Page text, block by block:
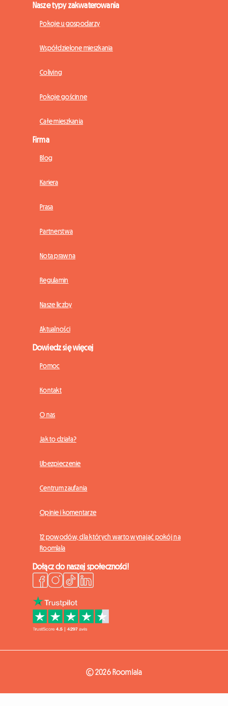
Nasze typy zakwaterowania
Pokoje u gospodarzy
Współdzielone mieszkania
Coliving
Pokoje gościnne
Całe mieszkania
Firma
Blog
Kariera
Prasa
Partnerstwa
Nota prawna
Regulamin
Nasze liczby
Aktualności
Dowiedz się więcej
Pomoc
Kontakt
O nas
Jak to działa?
Ubezpieczenie
Centrum zaufania
Opinie i komentarze
12 powodów, dla których warto wynająć pokój na
Roomlala
Dołącz do naszej społeczności!
© 2026 Roomlala